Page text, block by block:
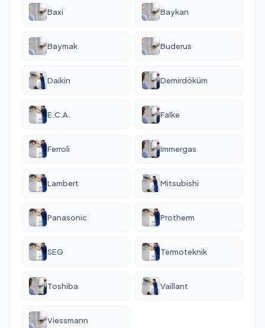
Baxi Baykan
Baymak Buderus
Daikin Demirdöküm
E.C.A. Falke
Ferroli Immergas
Lambert Mitsubishi
Panasonic Protherm
SEG Termoteknik
Toshiba Vaillant
Viessmann